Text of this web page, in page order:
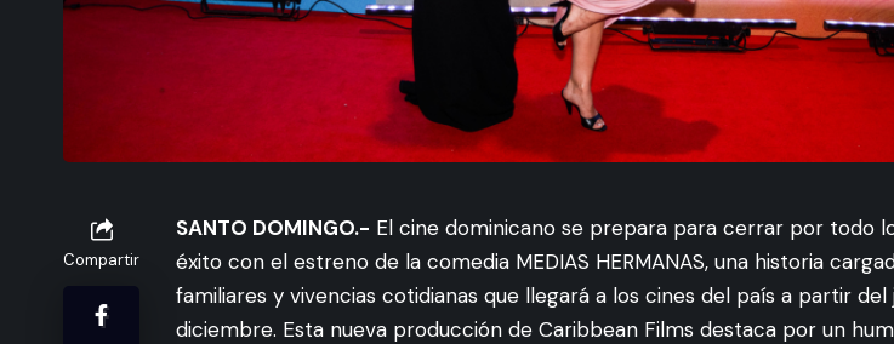
Compartir
SANTO DOMINGO.- El cine dominicano se prepara para cerrar por todo
éxito con el estreno de la comedia MEDIAS HERMANAS, una historia
familiares y vivencias cotidianas que llegará a los cines del país a partir del
diciembre. Esta nueva producción de Caribbean Films destaca por un